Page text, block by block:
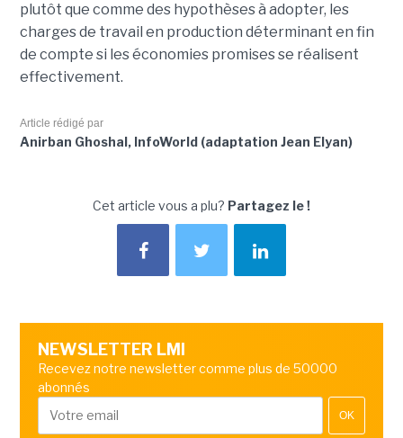
plutôt que comme des hypothèses à adopter, les
charges de travail en production déterminant en fin
de compte si les économies promises se réalisent
effectivement.
Article rédigé par
Anirban Ghoshal, InfoWorld (adaptation Jean Elyan)
Cet article vous a plu? Partagez le !
NEWSLETTER LMI
Recevez notre newsletter comme plus de 50000
abonnés
OK